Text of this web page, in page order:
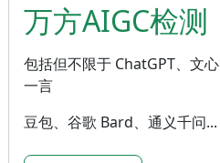
万方AIGC检测
包括但不限于 ChatGPT、文心
一言
豆包、谷歌 Bard、通义千问...